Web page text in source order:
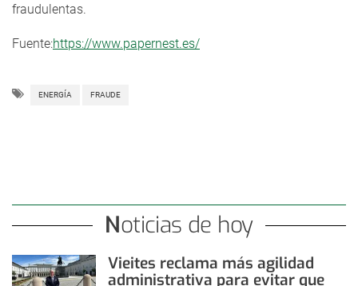
fraudulentas.
Fuente:https://www.papernest.es/
ENERGÍA FRAUDE
Noticias de hoy
Vieites reclama más agilidad
administrativa para evitar que